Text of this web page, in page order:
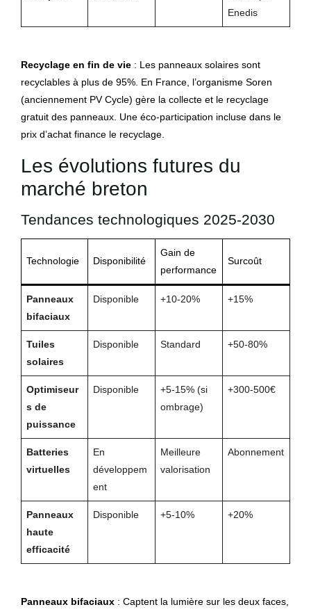
Enedis
Recyclage en fin de vie : Les panneaux solaires sont
recyclables à plus de 95%. En France, l’organisme Soren
(anciennement PV Cycle) gère la collecte et le recyclage
gratuit des panneaux. Une éco-participation incluse dans le
prix d’achat finance le recyclage.
Les évolutions futures du
marché breton
Tendances technologiques 2025-2030
Technologie Disponibilité
Gain de
performance
Surcoût
Panneaux
bifaciaux
Disponible +10-20% +15%
Tuiles
solaires
Disponible Standard +50-80%
Optimiseur
s de
puissance
Disponible
+5-15% (si
ombrage)
+300-500€
Batteries
virtuelles
En
développem
ent
Meilleure
valorisation
Abonnement
Panneaux
haute
efficacité
Disponible +5-10% +20%
Panneaux bifaciaux : Captent la lumière sur les deux faces,